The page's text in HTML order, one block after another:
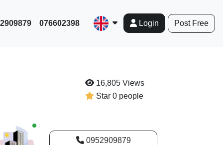
076602398 Login Post Free
16,805 Views
Star 0 people
New alerts
0952909879